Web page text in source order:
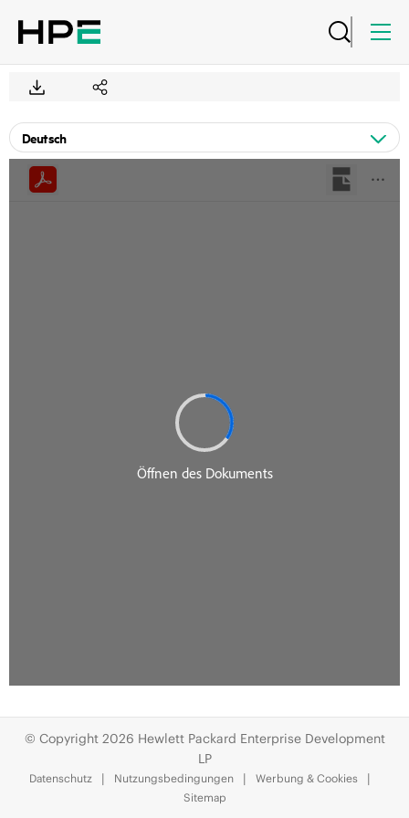
© Copyright 2026 Hewlett Packard Enterprise Development
LP
Datenschutz Nutzungsbedingungen
Werbung & Cookies
Sitemap